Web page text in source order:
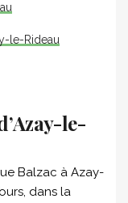
le-Rideau
le-
Balzac à Azay-
dans la